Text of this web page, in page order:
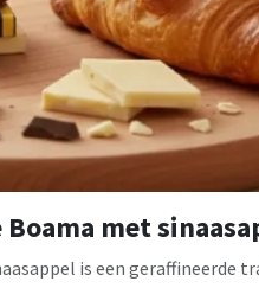
met
is een geraffineerde